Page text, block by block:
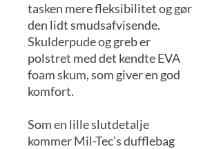
tasken mere fleksibilitet og gør
den lidt smudsafvisende.
Skulderpude og greb er
polstret med det kendte EVA
foam skum, som giver en god
komfort.
Som en lille slutdetalje
kommer Mil-Tec’s dufflebag